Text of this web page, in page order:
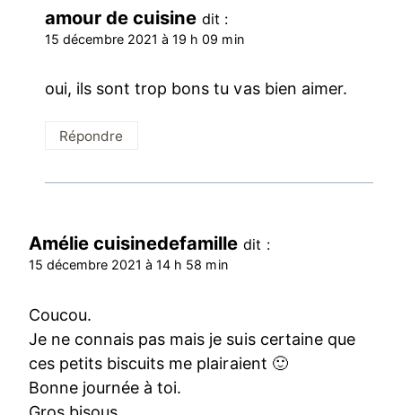
amour de cuisine dit :
15 décembre 2021 à 19 h 09 min
oui, ils sont trop bons tu vas bien aimer.
Répondre
Amélie cuisinedefamille dit :
15 décembre 2021 à 14 h 58 min
Coucou.
Je ne connais pas mais je suis certaine que
ces petits biscuits me plairaient 🙂
Bonne journée à toi.